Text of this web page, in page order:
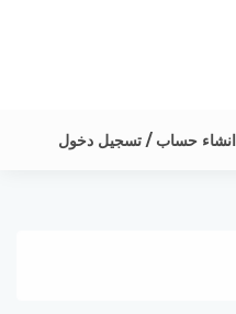
انشاء حساب / تسجيل دخول